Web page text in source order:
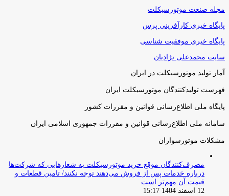
مجله صنعت موتورسیکلت
پایگاه خبری کارآفرینی پرس
پایگاه خبری موفقیت شناسی
سایت محمدعلی نژادیان
آمار تولید موتورسیکلت در ایران
فهرست تولیدکنندگان موتورسیکلت ایران
پایگاه ملی اطلاع‌رسانی قوانین و مقررات کشور
سامانه ملی اطلاع‌رسانی قوانین و مقررات جمهوری اسلامی ایران
مشکلات موتورسواران
مصرف‌کنندگان موقع خرید موتورسیکلت به شعارهایی که شرکت‌ها
درباره خدمات پس از فروش می‌دهند توجه نکنند/ تامین قطعات و
قیمت آن مهم‌تر است
12 اسفند 1404 15:17